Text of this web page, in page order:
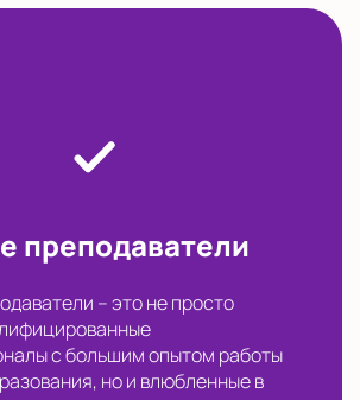
преподаватели
– это не просто
с большим опытом работы
но и влюбленные в